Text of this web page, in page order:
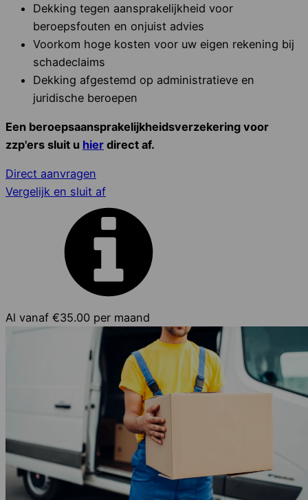
Dekking tegen aansprakelijkheid voor
beroepsfouten en onjuist advies
Voorkom hoge kosten voor uw eigen rekening bij
schadeclaims
Dekking afgestemd op administratieve en
juridische beroepen
Een beroepsaansprakelijkheidsverzekering voor
zzp'ers sluit u hier direct af.
Direct aanvragen
Vergelijk en sluit af
Al vanaf €35.00 per maand